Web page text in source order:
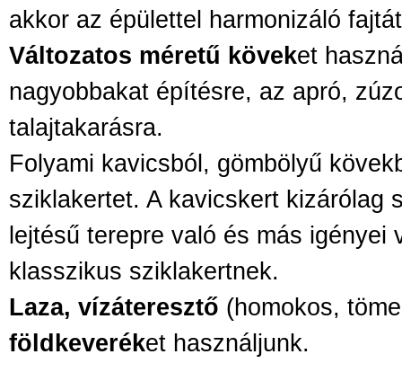
akkor az épülettel harmonizáló
Változatos méretű köveket
nagyobbakat építésre, az apró,
talajtakarásra.
Folyami kavicsból, gömbölyű
sziklakertet. A kavicskert kizárólag
lejtésű terepre való és más igényei
klasszikus sziklakertnek.
Laza, vízáteresztő (homokos,
földkeveréket használjunk.